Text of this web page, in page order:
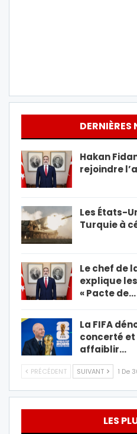
DERNIÈRES
Hakan
rejoindre
Les États-
Turquie à
Le chef de
explique
« Pacte de…
La FIFA
concerté et
affaiblir…
PRÉCÉDENT SUIVANT 1 De
LES